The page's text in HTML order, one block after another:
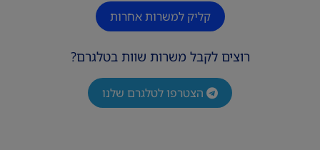
קליק למשרות אחרות
רוצים לקבל משרות שוות בטלגרם?
הצטרפו לטלגרם שלנו